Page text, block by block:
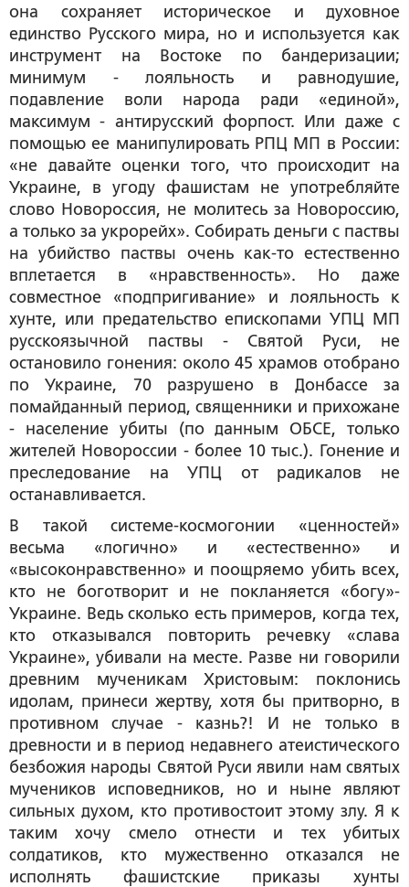
она сохраняет историческое и духовное
единство Русского мира, но и используется как
инструмент на Востоке по бандеризации;
минимум - лояльность и равнодушие,
подавление воли народа ради «единой»,
максимум - антирусский форпост. Или даже с
помощью ее манипулировать РПЦ МП в России:
«не давайте оценки того, что происходит на
Украине, в угоду фашистам не употребляйте
слово Новороссия, не молитесь за Новороссию,
а только за укрорейх». Собирать деньги с паствы
на убийство паствы очень как-то естественно
вплетается в «нравственность». Но даже
совместное «подпригивание» и лояльность к
хунте, или предательство епископами УПЦ МП
русскоязычной паствы - Святой Руси, не
остановило гонения: около 45 храмов отобрано
по Украине, 70 разрушено в Донбассе за
помайданный период, священники и прихожане
- население убиты (по данным ОБСЕ, только
жителей Новороссии - более 10 тыс.). Гонение и
преследование на УПЦ от радикалов не
останавливается.
В такой системе-космогонии «ценностей»
весьма «логично» и «естественно» и
«высоконравственно» и поощряемо убить всех,
кто не боготворит и не покланяется «богу»-
Украине. Ведь сколько есть примеров, когда тех,
кто отказывался повторить речевку «слава
Украине», убивали на месте. Разве ни говорили
древним мученикам Христовым: поклонись
идолам, принеси жертву, хотя бы притворно, в
противном случае - казнь?! И не только в
древности и в период недавнего атеистического
безбожия народы Святой Руси явили нам святых
мучеников исповедников, но и ныне являют
сильных духом, кто противостоит этому злу. Я к
таким хочу смело отнести и тех убитых
солдатиков, кто мужественно отказался не
исполнять фашистские приказы хунты